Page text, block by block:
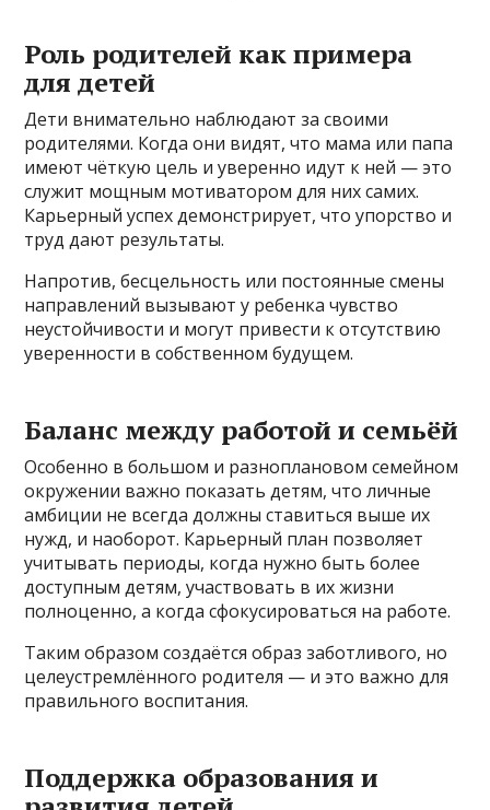
Роль родителей как примера
для детей
Дети внимательно наблюдают за своими
родителями. Когда они видят, что мама или папа
имеют чёткую цель и уверенно идут к ней — это
служит мощным мотиватором для них самих.
Карьерный успех демонстрирует, что упорство и
труд дают результаты.
Напротив, бесцельность или постоянные смены
направлений вызывают у ребенка чувство
неустойчивости и могут привести к отсутствию
уверенности в собственном будущем.
Баланс между работой и семьёй
Особенно в большом и разноплановом семейном
окружении важно показать детям, что личные
амбиции не всегда должны ставиться выше их
нужд, и наоборот. Карьерный план позволяет
учитывать периоды, когда нужно быть более
доступным детям, участвовать в их жизни
полноценно, а когда сфокусироваться на работе.
Таким образом создаётся образ заботливого, но
целеустремлённого родителя — и это важно для
правильного воспитания.
Поддержка образования и